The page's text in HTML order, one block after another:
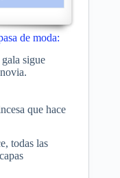
de moda:
sigue
que hace
todas las